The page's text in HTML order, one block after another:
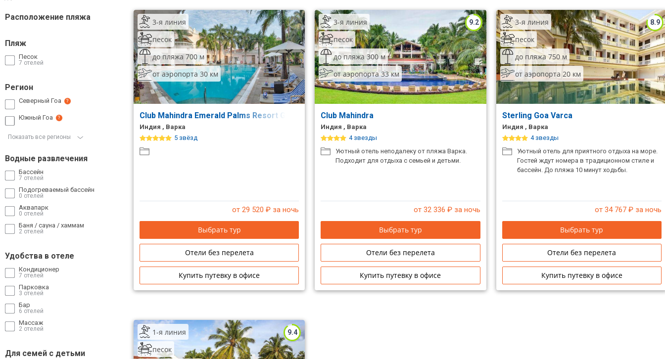
Расположение пляжа
Пляж
Песок
7 отелей
Регион
Северный Гоа ?
Южный Гоа ?
Показать все регионы
Водные развлечения
Бассейн
7 отелей
Подогреваемый бассейн
0 отелей
Аквапарк
0 отелей
Баня / сауна / хаммам
2 отелей
Удобства в отеле
Кондиционер
7 отелей
Парковка
3 отелей
Бар
6 отелей
Массаж
2 отелей
Для семей с детьми
3-я линия
песок
до пляжа 700 м
от аэропорта 30 км
Club Mahindra Emerald Palms Resort Goa
Индия , Варка
5 звёзд
от 29 520 ₽ за ночь
Выбрать тур
Отели без перелета
Купить путевку в офисе
9.2
3-я линия
песок
до пляжа 300 м
от аэропорта 33 км
Club Mahindra
Индия , Варка
4 звезды
Уютный отель неподалеку от пляжа Варка.
Подходит для отдыха с семьей и детьми.
от 32 336 ₽ за ночь
Выбрать тур
Отели без перелета
Купить путевку в офисе
8.9
3-я линия
песок
до пляжа 750 м
от аэропорта 20 км
Sterling Goa Varca
Индия , Варка
4 звезды
Уютный отель для приятного отдыха на море.
Гостей ждут номера в традиционном стиле и
бассейн. До пляжа 10 минут ходьбы.
от 34 767₽ за ночь
Выбрать тур
Отели без перелета
Купить путевку в офисе
9.4
1-я линия
песок
Сетевые отели Мальдив
Сетевые отели Бали
Сетевые отели Сейшел